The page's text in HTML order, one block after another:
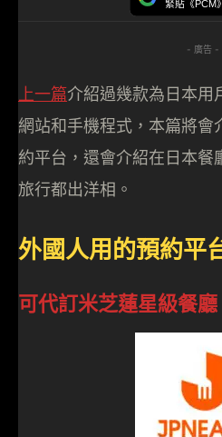
緊貼《PCM
- 廣告 -
上一篇介紹過幾款為日本用
網站和手機程式，本篇將會
約平台，還會介紹在日本餐
旅行都出洋相。
外國人用的預約平
可代訂米芝蓮星級餐